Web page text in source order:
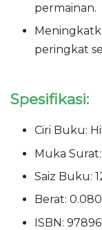
permainan.
peringkat
Spesifikasi:
Ciri Buku:
Muka
Saiz Buku:
Berat:
ISBN: